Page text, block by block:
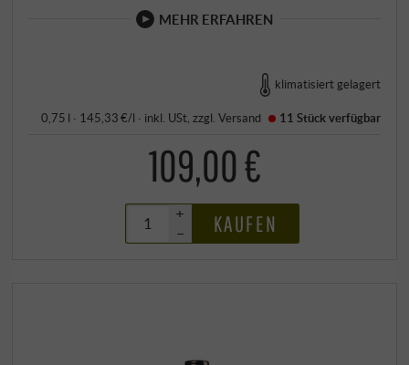
MEHR ERFAHREN
klimatisiert gelagert
0,75 l · 145,33 €/l · inkl. USt , zzgl.Versand 11 Stückverfügbar
109,00 €
+
–
KAUFEN